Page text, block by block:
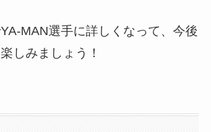
MAN選手に詳しくなって、今後
しみましょう！